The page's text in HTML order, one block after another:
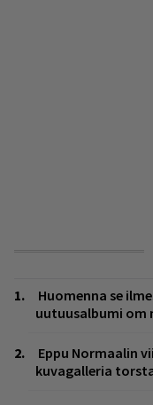
Huomenna se
uutuusalbumi om
Eppu Normaalin
kuvagalleria